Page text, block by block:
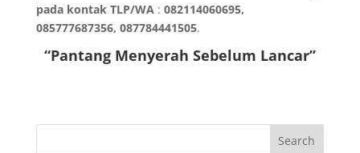
pada kontak TLP/WA : 082114060695,
085777687356, 087784441505.
“Pantang Menyerah Sebelum Lancar”